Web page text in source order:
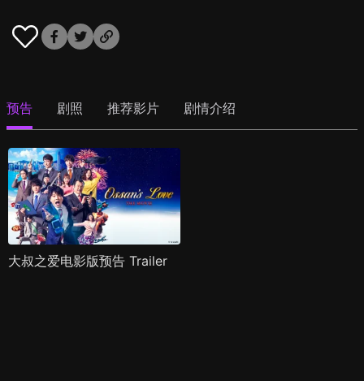
预告 剧照 推荐影片 剧情介绍
大叔之爱电影版预告 Trailer